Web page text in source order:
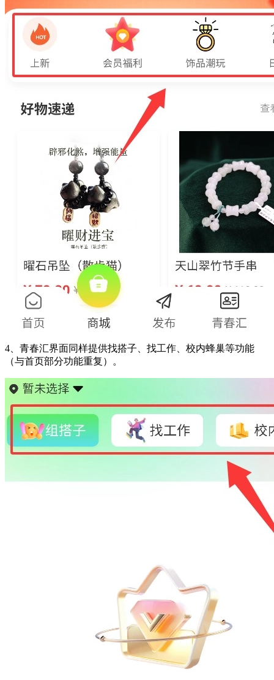
4、青春汇界面同样提供找搭子、找工作、校内蜂巢等功能
（与首页部分功能重复）。